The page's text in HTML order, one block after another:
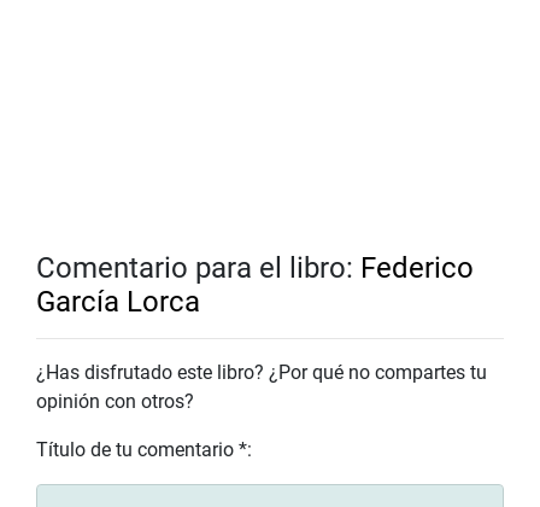
Comentario para el libro: Federico
García Lorca
¿Has disfrutado este libro? ¿Por qué no compartes tu
opinión con otros?
Título de tu comentario *: